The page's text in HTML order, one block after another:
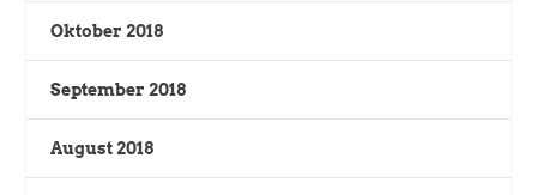
Oktober 2018
September 2018
August 2018